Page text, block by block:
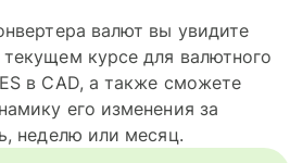
валют вы увидите
курсе для валютного
в CAD, а также сможете
его изменения за
неделю или месяц.